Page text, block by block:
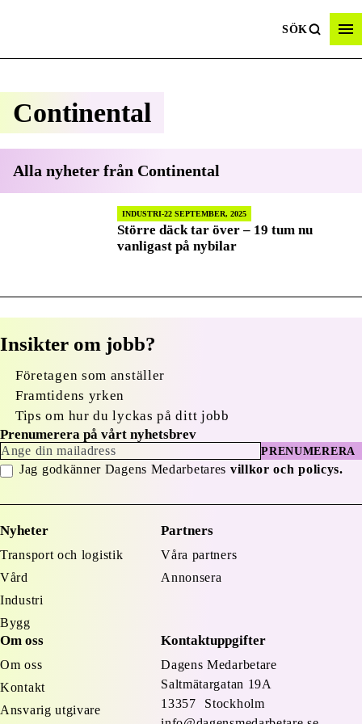
SÖK
Continental
Alla nyheter från Continental
INDUSTRI 22 SEPTEMBER, 2025
Större däck tar över – 19 tum nu
vanligast på nybilar
Insikter om jobb?
Företagen som anställer
Framtidens yrken
Tips om hur du lyckas på ditt jobb
Prenumerera på vårt nyhetsbrev
PRENUMERERA
Jag godkänner Dagens Medarbetares villkor och policys.
Nyheter
Transport och logistik
Vård
Industri
Bygg
Partners
Våra partners
Annonsera
Om oss
Om oss
Kontakt
Ansvarig utgivare
Kontaktuppgifter
Dagens Medarbetare
Saltmätargatan 19A
13357 Stockholm